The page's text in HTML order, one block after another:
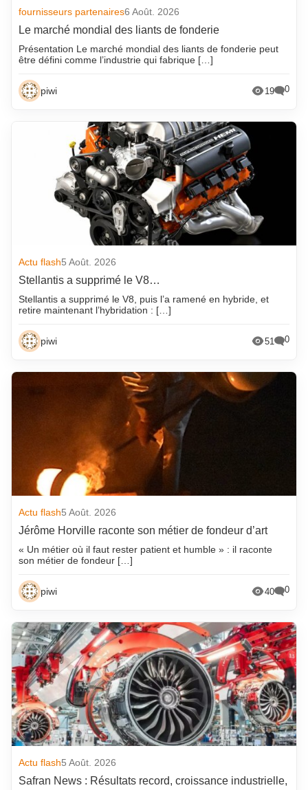
fournisseurs partenaires6 Août. 2026
Le marché mondial des liants de fonderie
Présentation Le marché mondial des liants de fonderie peut
être défini comme l’industrie qui fabrique […]
piwi 19 0
Actu flash5 Août. 2026
Stellantis a supprimé le V8…
Stellantis a supprimé le V8, puis l’a ramené en hybride, et
retire maintenant l’hybridation : […]
piwi 51 0
Actu flash5 Août. 2026
Jérôme Horville raconte son métier de fondeur d’art
« Un métier où il faut rester patient et humble » : il raconte
son métier de fondeur […]
piwi 40 0
Actu flash5 Août. 2026
Safran News : Résultats record, croissance industrielle,